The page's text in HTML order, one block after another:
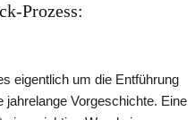
Prozess:
eigentlich um die Entführung
jahrelange Vorgeschichte. Eine